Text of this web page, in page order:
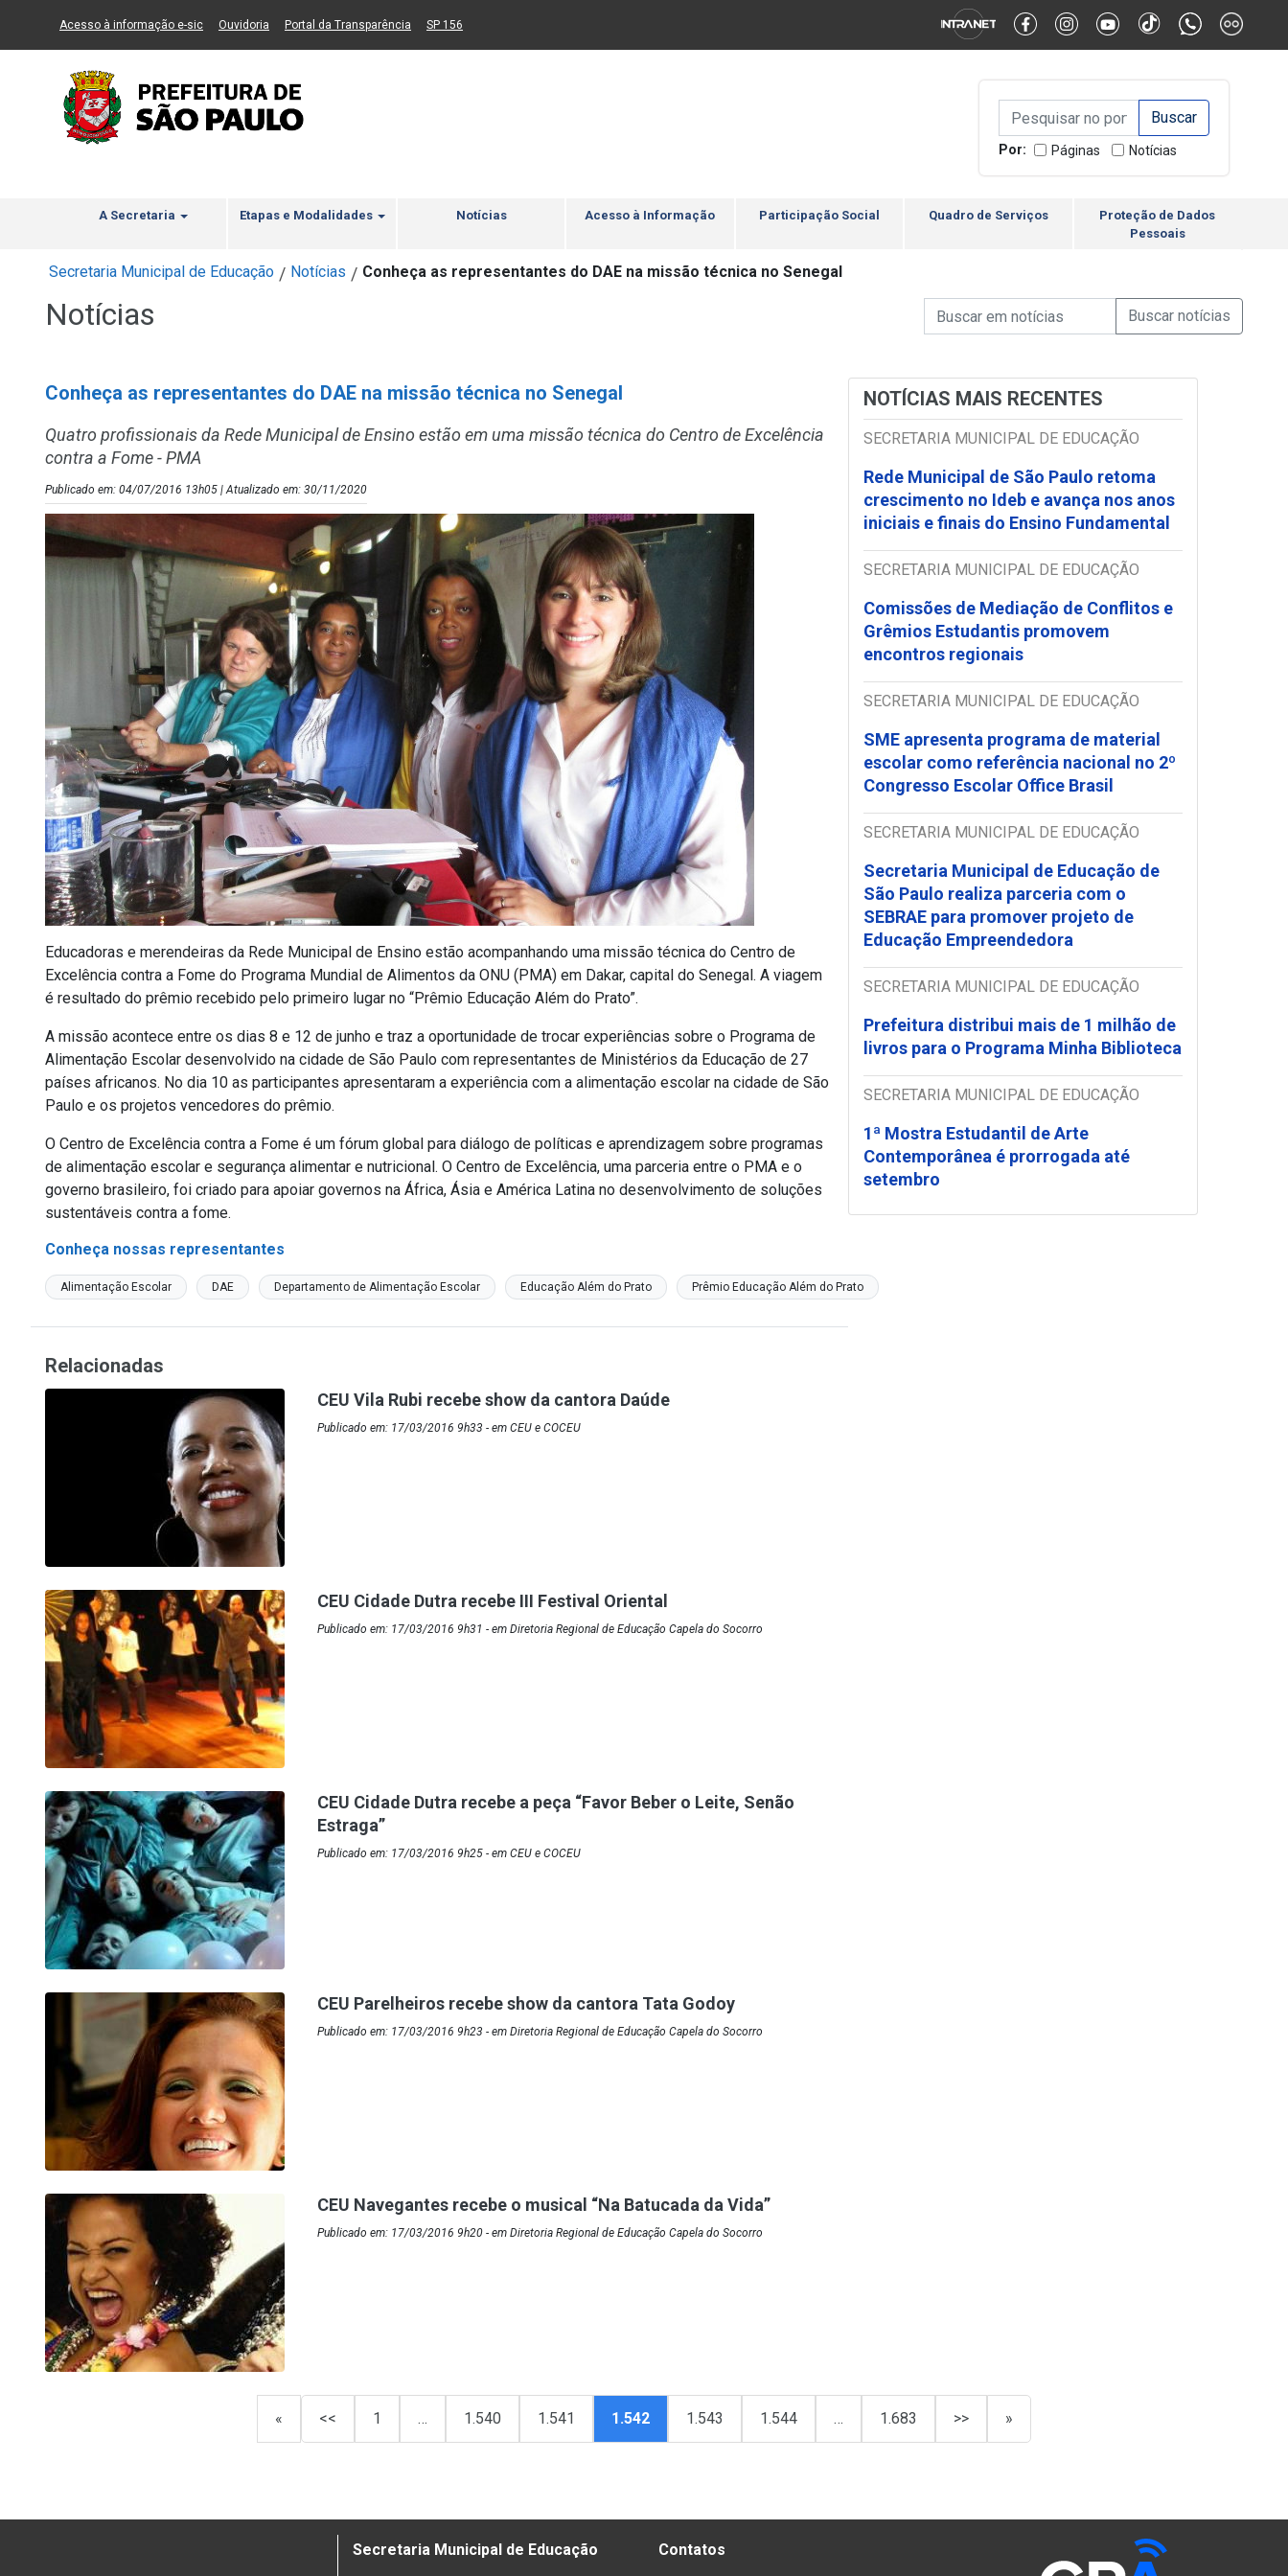
Ir ao Conteúdo Ir para menu principal 2 Ir para busca Ir para rodapé Alternar Alto Contraste Alternar Tamanho da Fonte
Acesso à informação e-sic(Link para um novo sítio)
Ouvidoria (Link para um novo sítio)
Portal da Transparência (Link para um novo sítio)
SP 156
Campo de Busca de
Campo de Busca de informaçõesEnviar a Busca
Por: Páginas Notícias
A Secretaria Etapas e Modalidades Notícias Acesso à Informação Participação Social Quadro de Serviços
Proteção de Dados
Pessoais
Secretaria Municipal de Educação / Notícias / Conheça as representantes do DAE na missão técnica no Senegal
Notícias Campo de Busca de Notícias
Campo de Busca de informaçõesEnviar a Busca de
Conheça as representantes do DAE na missão técnica no Senegal
Quatro profissionais da Rede Municipal de Ensino estão em uma missão técnica do Centro de Excelência
contra a Fome - PMA
Publicado em: 04/07/2016 13h05 | Atualizado em: 30/11/2020
Educadoras e merendeiras da Rede Municipal de Ensino estão acompanhando uma missão técnica do Centro de
Excelência contra a Fome do Programa Mundial de Alimentos da ONU (PMA) em Dakar, capital do Senegal. A viagem
é resultado do prêmio recebido pelo primeiro lugar no “Prêmio Educação Além do Prato”.
A missão acontece entre os dias 8 e 12 de junho e traz a oportunidade de trocar experiências sobre o Programa de
Alimentação Escolar desenvolvido na cidade de São Paulo com representantes de Ministérios da Educação de 27
países africanos. No dia 10 as participantes apresentaram a experiência com a alimentação escolar na cidade de São
Paulo e os projetos vencedores do prêmio.
O Centro de Excelência contra a Fome é um fórum global para diálogo de políticas e aprendizagem sobre programas
de alimentação escolar e segurança alimentar e nutricional. O Centro de Excelência, uma parceria entre o PMA e o
governo brasileiro, foi criado para apoiar governos na África, Ásia e América Latina no desenvolvimento de soluções
sustentáveis contra a fome.
Conheça nossas representantes
Alimentação Escolar DAE Departamento de Alimentação Escolar Educação Além do Prato Prêmio Educação Além do Prato
NOTÍCIAS MAIS RECENTES
SECRETARIA MUNICIPAL DE EDUCAÇÃO
Rede Municipal de São Paulo retoma
crescimento no Ideb e avança nos anos
iniciais e finais do Ensino Fundamental
SECRETARIA MUNICIPAL DE EDUCAÇÃO
Comissões de Mediação de Conflitos e
Grêmios Estudantis promovem
encontros regionais
SECRETARIA MUNICIPAL DE EDUCAÇÃO
SME apresenta programa de material
escolar como referência nacional no 2º
Congresso Escolar Office Brasil
SECRETARIA MUNICIPAL DE EDUCAÇÃO
Secretaria Municipal de Educação de
São Paulo realiza parceria com o
SEBRAE para promover projeto de
Educação Empreendedora
SECRETARIA MUNICIPAL DE EDUCAÇÃO
Prefeitura distribui mais de 1 milhão de
livros para o Programa Minha Biblioteca
SECRETARIA MUNICIPAL DE EDUCAÇÃO
1ª Mostra Estudantil de Arte
Contemporânea é prorrogada até
setembro
Relacionadas
CEU Vila Rubi recebe show da cantora Daúde
Publicado em: 17/03/2016 9h33 - em CEU e COCEU
CEU Cidade Dutra recebe III Festival Oriental
Publicado em: 17/03/2016 9h31 - em Diretoria Regional de Educação Capela do Socorro
CEU Cidade Dutra recebe a peça “Favor Beber o Leite, Senão
Estraga”
Publicado em: 17/03/2016 9h25 - em CEU e COCEU
CEU Parelheiros recebe show da cantora Tata Godoy
Publicado em: 17/03/2016 9h23 - em Diretoria Regional de Educação Capela do Socorro
CEU Navegantes recebe o musical “Na Batucada da Vida”
Publicado em: 17/03/2016 9h20 - em Diretoria Regional de Educação Capela do Socorro
« << 1 … 1.540 1.541 1.542 1.543 1.544 … 1.683 >> »
Secretaria Municipal de Educação Contatos